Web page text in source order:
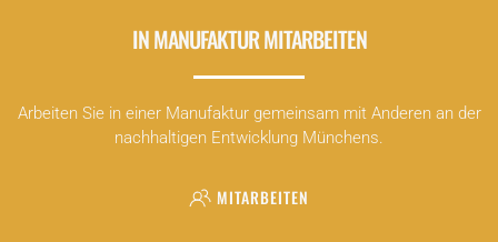
IN MANUFAKTUR MITARBEITEN
Arbeiten Sie in einer Manufaktur gemeinsam mit Anderen an der
nachhaltigen Entwicklung Münchens.
MITARBEITEN